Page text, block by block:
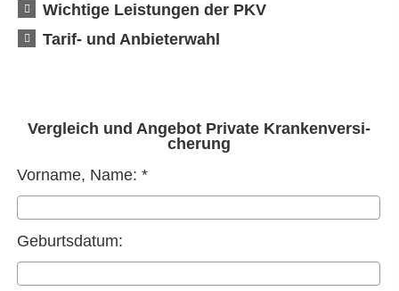
Wichtige Leistungen der PKV
Tarif- und Anbieterwahl
Vergleich und Angebot Private Kranken­ver­si­
che­rung
Vorname, Name: *
Geburts­datum: